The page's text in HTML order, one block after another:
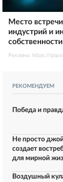
Место
индустрий и
собственности
Реклама. https://
РЕКОМЕНДУЕМ
Победа и
Не просто
создает
для мирной
Воздушный